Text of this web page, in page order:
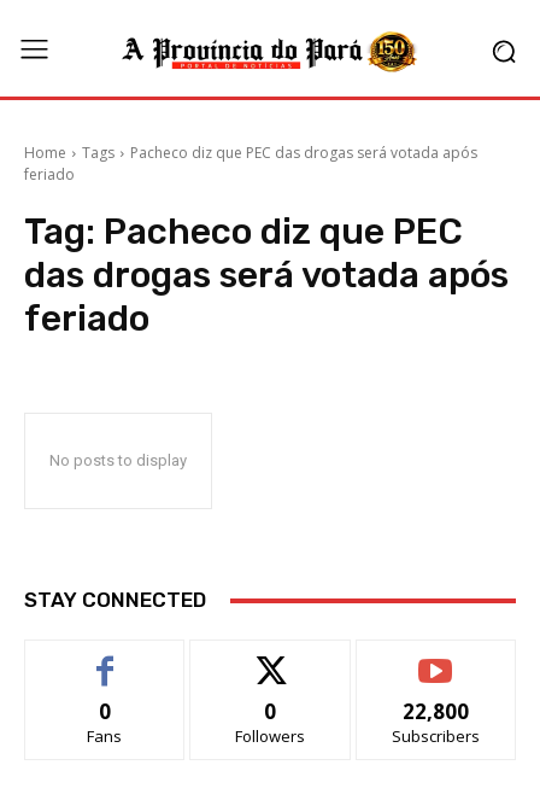
Home Tags
Pacheco diz que PEC das drogas será votada após
feriado
Tag: Pacheco diz que PEC
das drogas será votada após
feriado
No posts to display
STAY CONNECTED
0
Fans
0
Followers
22,800
Subscribers